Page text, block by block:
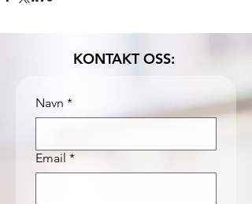
KONTAKT OSS:
Navn *
Email *